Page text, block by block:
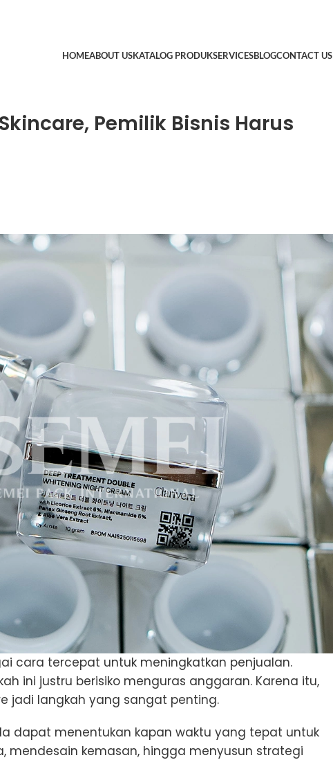
HOMEABOUT USKATALOG PRODUKSERVICESBLOGCONTACT US
Pemilik Bisnis Harus
cara tercepat untuk meningkatkan penjualan.
ini justru berisiko menguras anggaran. Karena itu,
jadi langkah yang sangat penting.
dapat menentukan kapan waktu yang tepat untuk
mendesain kemasan, hingga menyusun strategi